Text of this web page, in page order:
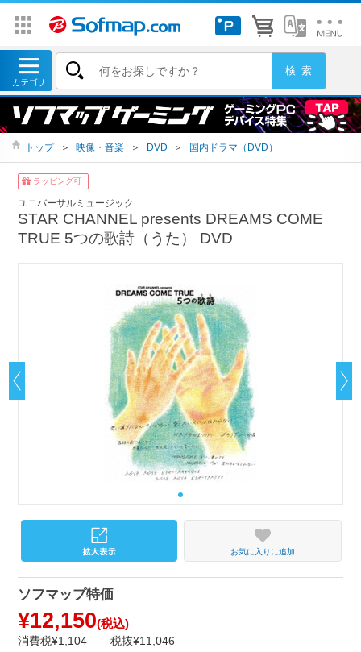
トップ ＞ 映像・音楽 ＞ DVD ＞ 国内ドラマ（DVD）
ラッピング可
ユニバーサルミュージック
STAR CHANNEL presents DREAMS COME
TRUE 5つの歌詩（うた） DVD
お気に入りに追加
ソフマップ特価
¥12,150(税込)
消費税¥1,104 税抜¥11,046